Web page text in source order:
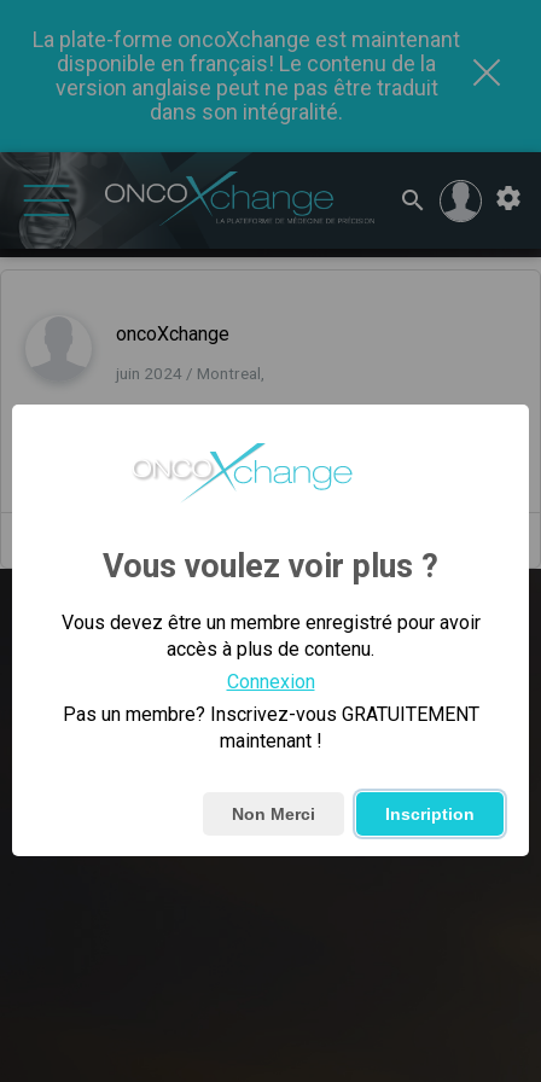
La plate-forme oncoXchange est maintenant
disponible en français! Le contenu de la
version anglaise peut ne pas être traduit
dans son intégralité.
oncoXchange
juin 2024 / Montreal,
Commentaires(0)
Vous voulez voir plus ?
Vous devez être un membre enregistré pour avoir
accès à plus de contenu.
Connexion
Pas un membre? Inscrivez-vous GRATUITEMENT
maintenant !
Non Merci Inscription